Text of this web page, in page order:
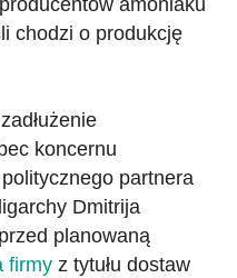
amoniaku
chodzi o produkcję
koncernu
partnera
Dmitrija
planowaną
firmy z tytułu dostaw